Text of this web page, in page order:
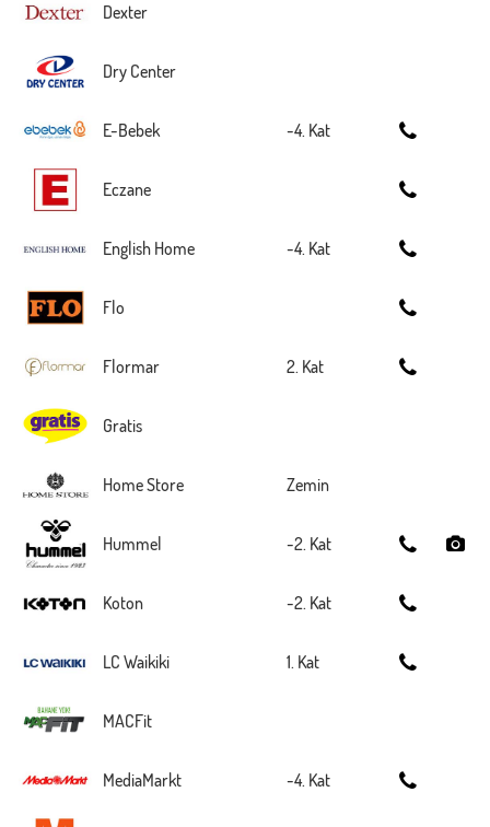
Dexter
Dry Center
E-Bebek -4. Kat
Eczane
English Home -4. Kat
Flo
Flormar 2. Kat
Gratis
Home Store Zemin
Hummel -2. Kat
Koton -2. Kat
LC Waikiki 1. Kat
MACFit
MediaMarkt -4. Kat